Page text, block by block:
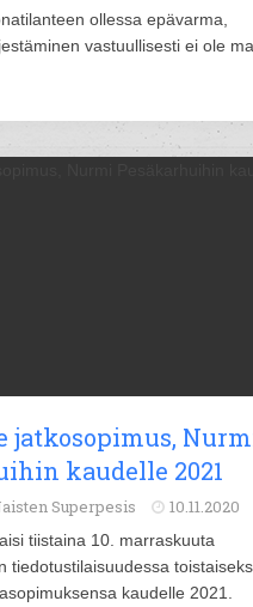
ollessa epävarma,
vastuullisesti ei ole
jatkosopimus,
kaudelle 2021
Superpesis 10.11.2020
tiistaina 10. marraskuuta
tiedotustilaisuudessa
kaudelle 2021.